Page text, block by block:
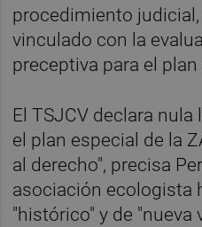
procedimiento
vinculado con la
preceptiva para el plan
El TSJCV declara
el plan especial de la
al derecho", precisa
asociación ecologista
"histórico" y de "nueva